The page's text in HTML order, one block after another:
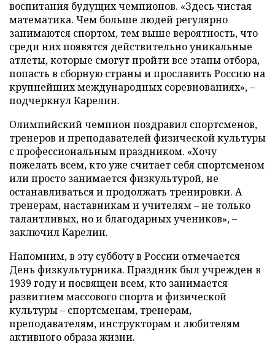
воспитания будущих чемпионов. «Здесь чистая
математика. Чем больше людей регулярно
занимаются спортом, тем выше вероятность, что
среди них появятся действительно уникальные
атлеты, которые смогут пройти все этапы отбора,
попасть в сборную страны и прославить Россию на
крупнейших международных соревнованиях», –
подчеркнул Карелин.
Олимпийский чемпион поздравил спортсменов,
тренеров и преподавателей физической культуры
с профессиональным праздником. «Хочу
пожелать всем, кто уже считает себя спортсменом
или просто занимается физкультурой, не
останавливаться и продолжать тренировки. А
тренерам, наставникам и учителям – не только
талантливых, но и благодарных учеников», –
заключил Карелин.
Напомним, в эту субботу в России отмечается
День физкультурника. Праздник был учрежден в
1939 году и посвящен всем, кто занимается
развитием массового спорта и физической
культуры – спортсменам, тренерам,
преподавателям, инструкторам и любителям
активного образа жизни.